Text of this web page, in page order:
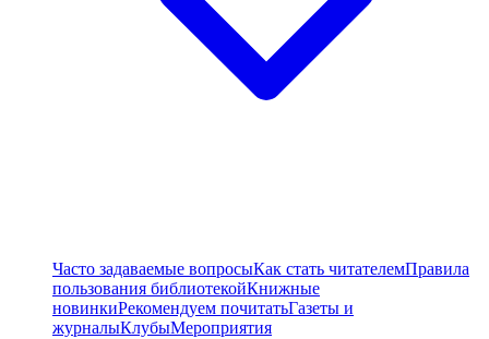
Часто задаваемые вопросыКак стать читателемПравила
пользования библиотекойКнижные
новинкиРекомендуем почитатьГазеты и
журналыКлубыМероприятия